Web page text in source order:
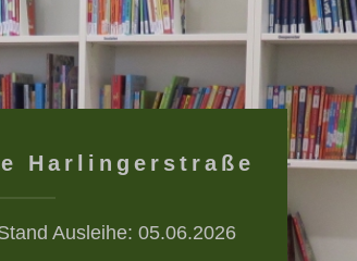
Harlingerstraße
Ausleihe: 05.06.2026